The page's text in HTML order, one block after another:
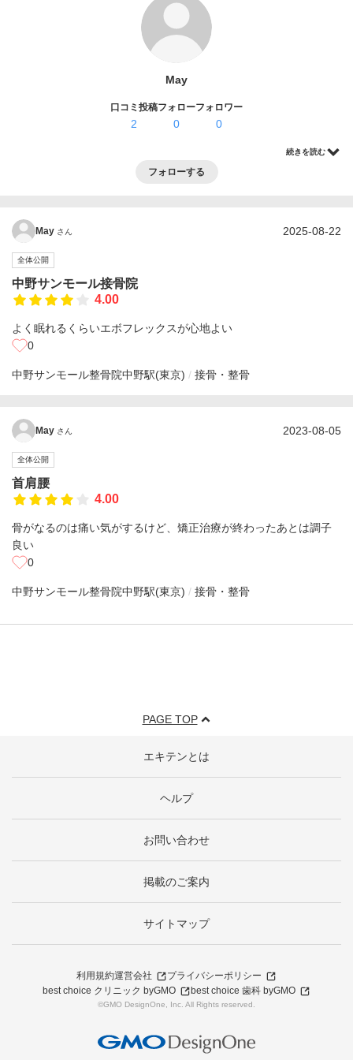
May
口コミ投稿
2
フォロー
0
フォロワー
0
続きを読む
フォローする
May さん 2025-08-22
全体公開
中野サンモール接骨院
4.00
よく眠れるくらいエボフレックスが心地よい
0
中野サンモール整骨院中野駅(東京) 接骨・整骨
May さん 2023-08-05
全体公開
首肩腰
4.00
骨がなるのは痛い気がするけど、矯正治療が終わったあとは調子
良い
0
中野サンモール整骨院中野駅(東京) 接骨・整骨
PAGE TOP
エキテンとは
ヘルプ
お問い合わせ
掲載のご案内
サイトマップ
利用規約運営会社
プライバシーポリシー
best choice クリニック byGMO
best choice 歯科 byGMO
©GMO DesignOne, Inc. All Rights reserved.